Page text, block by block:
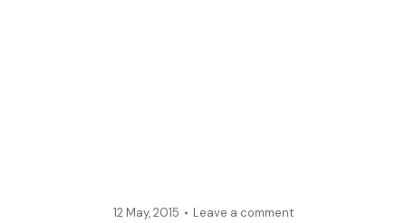
12 May, 2015
Leave a comment